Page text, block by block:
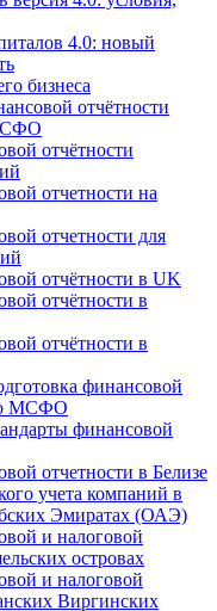
4.0: новый
бизнеса
отчётности
отчётности
отчетности на
отчетности для
отчётности в UK
отчётности в
отчётности в
финансовой
МСФО
финансовой
отчетности в Белизе
учета компаний в
Эмиратах (ОАЭ)
и налоговой
островах
и налоговой
Виргинских